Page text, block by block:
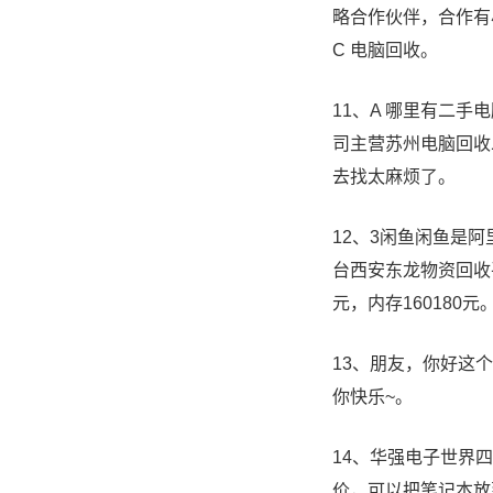
略合作伙伴，合作
C 电脑回收。
11、A 哪里有二手
司主营苏州电脑回
去找太麻烦了。
12、3闲鱼闲鱼是阿
台西安东龙物资回
元，内存160180元
13、朋友，你好这
你快乐~。
14、华强电子世界